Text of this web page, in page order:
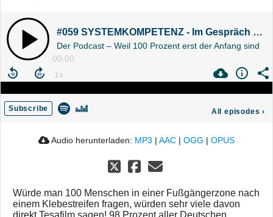
#059 SYSTEMKOMPETENZ - Im Gespräch mit Dr. Norman Goldberg (CEO) von tesa
Der Podcast – Weil 100 Prozent erst der Anfang sind
00:00
Subscribe All episodes ›
Audio herunterladen: MP3 | AAC | OGG | OPUS
Würde man 100 Menschen in einer Fußgängerzone nach
einem Klebestreifen fragen, würden sehr viele davon